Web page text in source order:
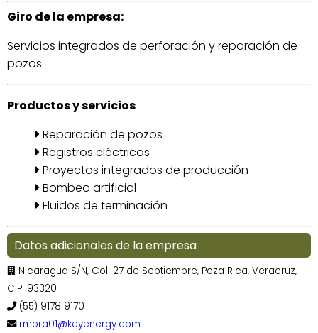
Giro de la empresa:
Servicios integrados de perforación y reparación de
pozos.
Productos y servicios
Reparación de pozos
Registros eléctricos
Proyectos integrados de producción
Bombeo artificial
Fluidos de terminación
Datos adicionales de la empresa
Nicaragua S/N, Col. 27 de Septiembre, Poza Rica, Veracruz,
C.P. 93320
(55) 9178 9170
rmora01@keyenergy.com